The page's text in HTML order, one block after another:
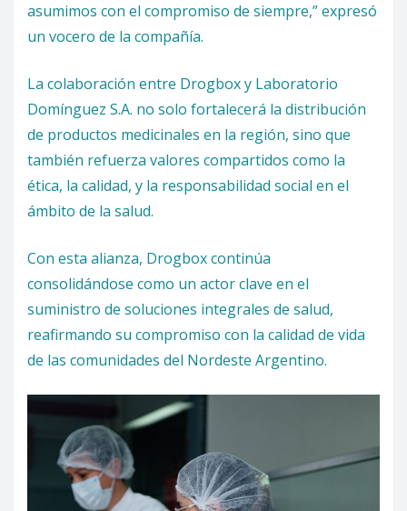
asumimos con el compromiso de siempre,” expresó
un vocero de la compañía.
La colaboración entre Drogbox y Laboratorio
Domínguez S.A. no solo fortalecerá la distribución
de productos medicinales en la región, sino que
también refuerza valores compartidos como la
ética, la calidad, y la responsabilidad social en el
ámbito de la salud.
Con esta alianza, Drogbox continúa
consolidándose como un actor clave en el
suministro de soluciones integrales de salud,
reafirmando su compromiso con la calidad de vida
de las comunidades del Nordeste Argentino.